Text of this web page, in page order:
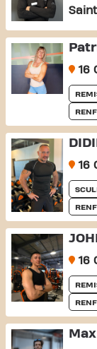
16
16
16
Max